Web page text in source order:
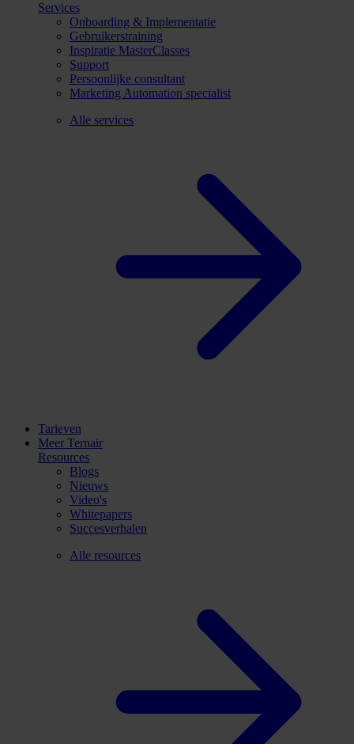
Services
Onboarding & Implementatie
Gebruikerstraining
Inspiratie MasterClasses
Support
Persoonlijke consultant
Marketing Automation specialist
Alle services
Tarieven
Meer Ternair
Resources
Blogs
Nieuws
Video's
Whitepapers
Succesverhalen
Alle resources